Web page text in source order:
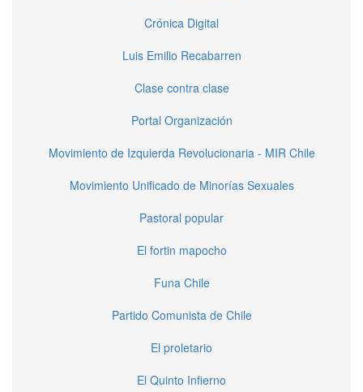
Crónica Digital
Luis Emilio Recabarren
Clase contra clase
Portal Organización
Movimiento de Izquierda Revolucionaria - MIR Chile
Movimiento Unificado de Minorías Sexuales
Pastoral popular
El fortin mapocho
Funa Chile
Partido Comunista de Chile
El proletario
El Quinto Infierno